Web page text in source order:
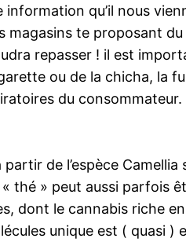
qu’il nous
te proposant du
repasser ! il est
ou de la chicha, la
du
de l’espèce Camellia
thé » peut aussi parfois
dont le cannabis riche
unique est ( quasi )